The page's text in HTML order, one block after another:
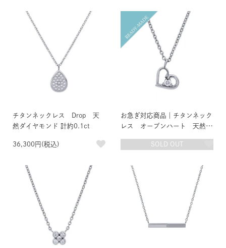
チタンネックレス Drop 天
然ダイヤモンド 計約0.1ct
36,300円(税込)
お急ぎ対応商品｜チタンネック
レス オープンハート 天然ダ
SOLD OUT